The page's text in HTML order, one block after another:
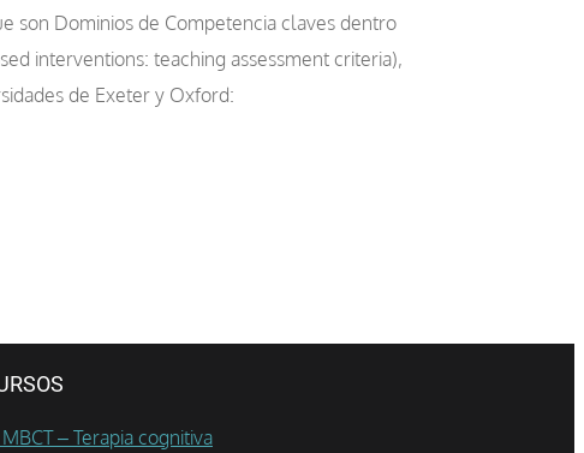
son Dominios de Competencia claves dentro
interventions: teaching assessment criteria),
de Exeter y Oxford:
– Terapia cognitiva